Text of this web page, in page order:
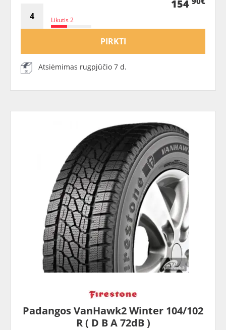
Likutis 2
154
PIRKTI
Atsiėmimas rugpjūčio 7 d.
Padangos VanHawk2 Winter 104/102
R ( D B A 72dB )